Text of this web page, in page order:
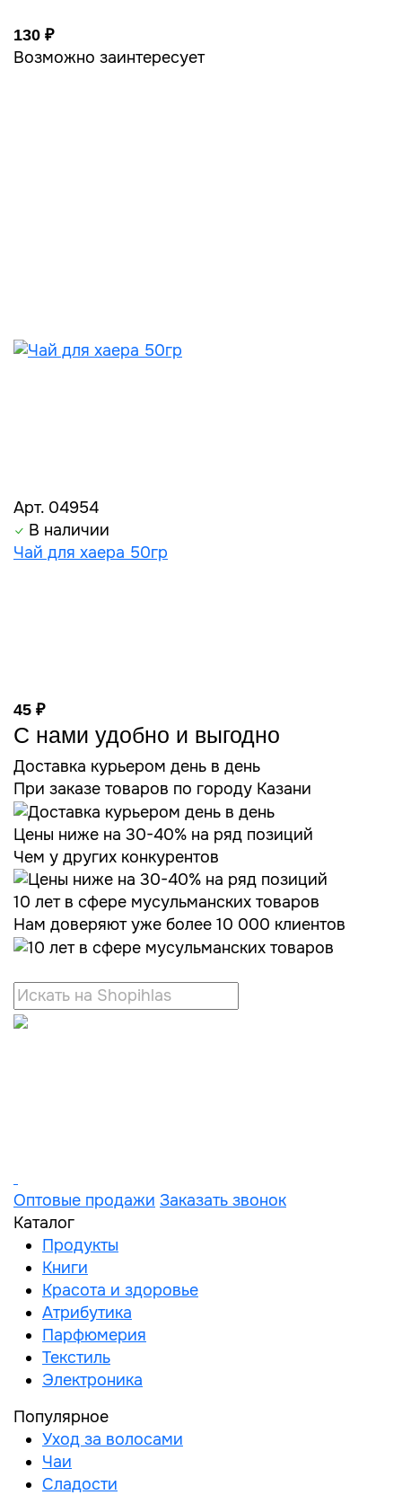
130 ₽
Возможно заинтересует
Арт. 04954
В наличии
Чай для хаера 50гр
45 ₽
С нами удобно и выгодно
Доставка курьером день в день
При заказе товаров по городу Казани
Цены ниже на 30-40% на ряд позиций
Чем у других конкурентов
10 лет в сфере мусульманских товаров
Нам доверяют уже более 10 000 клиентов
Оптовые продажи Заказать звонок
Каталог
Продукты
Книги
Красота и здоровье
Атрибутика
Парфюмерия
Текстиль
Электроника
Популярное
Уход за волосами
Чаи
Сладости